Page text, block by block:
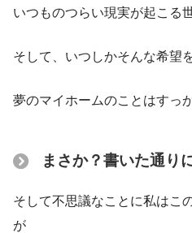
いつものつらい現実が起こる
そして、いつしかそんな希望
夢のマイホームのことはすっ
まさか？書いた通り
そして不思議なことに私はこ
が